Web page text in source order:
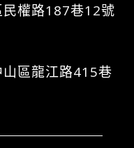
權路187巷12號
區龍江路415巷